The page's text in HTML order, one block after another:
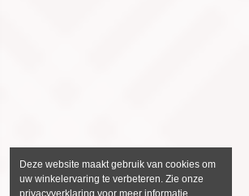
Deze website maakt gebruik van cookies om
uw winkelervaring te verbeteren. Zie onze